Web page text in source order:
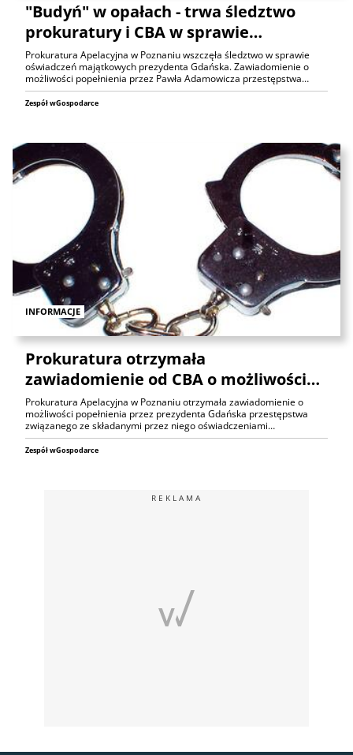
"Budyń" w opałach - trwa śledztwo
prokuratury i CBA w sprawie…
Prokuratura Apelacyjna w Poznaniu wszczęła śledztwo w sprawie
oświadczeń majątkowych prezydenta Gdańska. Zawiadomienie o
możliwości popełnienia przez Pawła Adamowicza przestępstwa…
Zespół wGospodarce
INFORMACJE
Prokuratura otrzymała
zawiadomienie od CBA o możliwości…
Prokuratura Apelacyjna w Poznaniu otrzymała zawiadomienie o
możliwości popełnienia przez prezydenta Gdańska przestępstwa
związanego ze składanymi przez niego oświadczeniami…
Zespół wGospodarce
REKLAMA